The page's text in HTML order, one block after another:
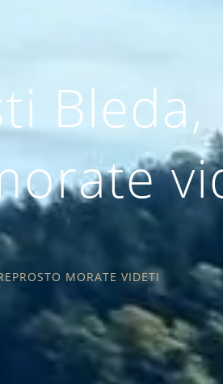
Bleda,
MORATE VIDETI